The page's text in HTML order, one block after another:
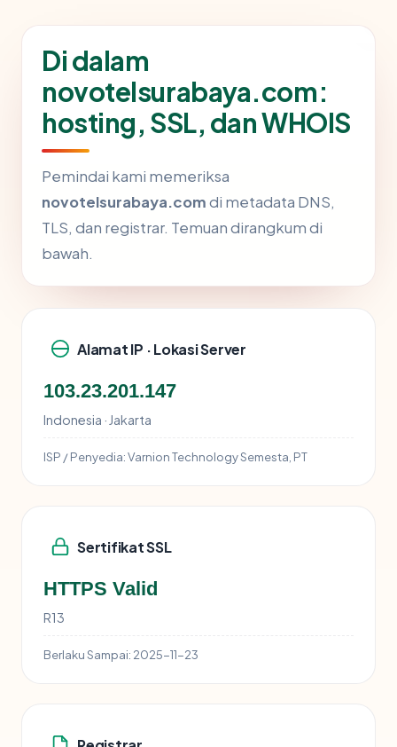
Di dalam
novotelsurabaya.com:
hosting, SSL, dan WHOIS
Pemindai kami memeriksa
novotelsurabaya.comdi metadata DNS,
TLS, dan registrar. Temuan dirangkum di
bawah.
Alamat IP · Lokasi Server
103.23.201.147
Indonesia · Jakarta
ISP / Penyedia:Varnion Technology Semesta, PT
Sertifikat SSL
HTTPS Valid
R13
Berlaku Sampai: 2025-11-23